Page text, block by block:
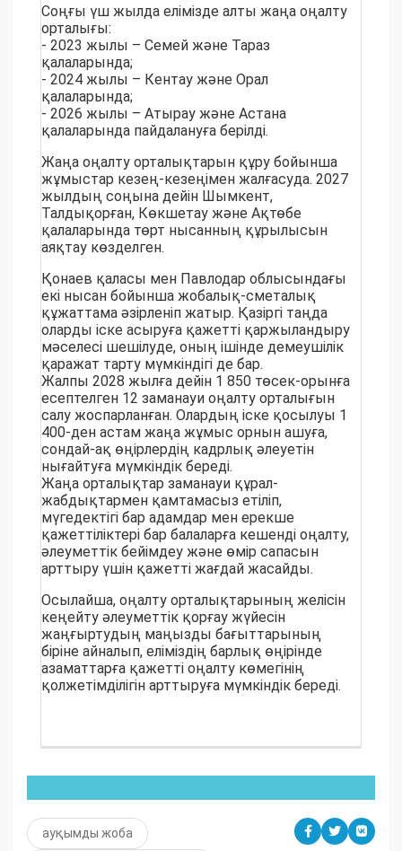
Соңғы үш жылда елімізде алты жаңа оңалту
орталығы:
- 2023 жылы – Семей және Тараз
қалаларында;
- 2024 жылы – Кентау және Орал
қалаларында;
- 2026 жылы – Атырау және Астана
қалаларында пайдалануға берілді.
Жаңа оңалту орталықтарын құру бойынша
жұмыстар кезең-кезеңімен жалғасуда. 2027
жылдың соңына дейін Шымкент,
Талдықорған, Көкшетау және Ақтөбе
қалаларында төрт нысанның құрылысын
аяқтау көзделген.
Қонаев қаласы мен Павлодар облысындағы
екі нысан бойынша жобалық-сметалық
құжаттама әзірленіп жатыр. Қазіргі таңда
оларды іске асыруға қажетті қаржыландыру
мәселесі шешілуде, оның ішінде демеушілік
қаражат тарту мүмкіндігі де бар.
Жалпы 2028 жылға дейін 1 850 төсек-орынға
есептелген 12 заманауи оңалту орталығын
салу жоспарланған. Олардың іске қосылуы 1
400-ден астам жаңа жұмыс орнын ашуға,
сондай-ақ өңірлердің кадрлық әлеуетін
нығайтуға мүмкіндік береді.
Жаңа орталықтар заманауи құрал-
жабдықтармен қамтамасыз етіліп,
мүгедектігі бар адамдар мен ерекше
қажеттіліктері бар балаларға кешенді оңалту,
әлеуметтік бейімдеу және өмір сапасын
арттыру үшін қажетті жағдай жасайды.
Осылайша, оңалту орталықтарының желісін
кеңейту әлеуметтік қорғау жүйесін
жаңғыртудың маңызды бағыттарының
біріне айналып, еліміздің барлық өңірінде
азаматтарға қажетті оңалту көмегінің
қолжетімділігін арттыруға мүмкіндік береді.
ауқымды жоба